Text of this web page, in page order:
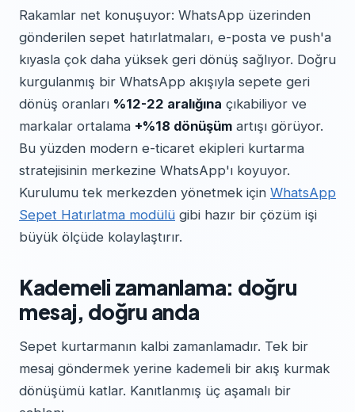
Rakamlar net konuşuyor: WhatsApp üzerinden
gönderilen sepet hatırlatmaları, e-posta ve push'a
kıyasla çok daha yüksek geri dönüş sağlıyor. Doğru
kurgulanmış bir WhatsApp akışıyla sepete geri
dönüş oranları %12-22 aralığına çıkabiliyor ve
markalar ortalama +%18 dönüşüm artışı görüyor.
Bu yüzden modern e-ticaret ekipleri kurtarma
stratejisinin merkezine WhatsApp'ı koyuyor.
Kurulumu tek merkezden yönetmek için WhatsApp
Sepet Hatırlatma modülü gibi hazır bir çözüm işi
büyük ölçüde kolaylaştırır.
Kademeli zamanlama: doğru
mesaj, doğru anda
Sepet kurtarmanın kalbi zamanlamadır. Tek bir
mesaj göndermek yerine kademeli bir akış kurmak
dönüşümü katlar. Kanıtlanmış üç aşamalı bir